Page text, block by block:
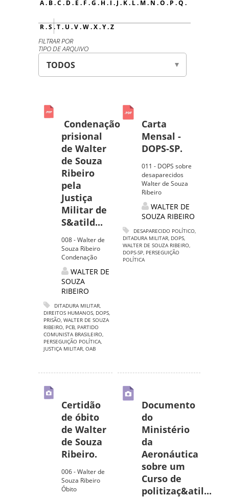
A. B.C . D. E . F .G . H. I . J . K. L. M. N .O . P .Q .
R.S .T. U .V.W.X.Y.Z
FILTRAR POR
TIPO DE ARQUIVO
Condenação
prisional
de Walter
de Souza
Ribeiro
pela
Justiça
Militar de
S&atild...
008 - Walter de
Souza Ribeiro
Condenação
WALTER DE
SOUZA
RIBEIRO
DITADURA MILITAR,
DIREITOS HUMANOS, DOPS,
PRISÃO, WALTER DE SOUZA
RIBEIRO, PCB, PARTIDO
COMUNISTA BRASILEIRO,
PERSEGUIÇÃO POLÍTICA,
JUSTIÇA MILITAR, OAB
Carta
Mensal -
DOPS-SP.
011 - DOPS sobre
desaparecidos
Walter de Souza
Ribeiro
WALTER DE
SOUZA RIBEIRO
DESAPARECIDO POLÍTICO,
DITADURA MILITAR, DOPS,
WALTER DE SOUZA RIBEIRO,
DOPS-SP, PERSEGUIÇÃO
POLÍTICA
Certidão
de óbito
de Walter
de Souza
Ribeiro.
006 - Walter de
Souza Ribeiro
Óbito
Documento
do
Ministério
da
Aeronáutica
sobre um
Curso de
politizaç&atil...